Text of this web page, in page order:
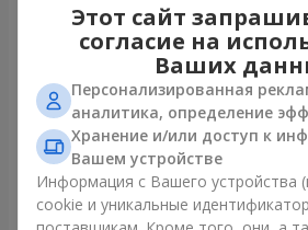
Букет "White happiness"
999 грн
Заказать
Букет
Этот сайт
согласие на
Ваших
Персонализированная
аналитика, определение
Хранение и/или доступ к
Вашем устройстве
Информация с Вашего устройства
cookie и уникальные